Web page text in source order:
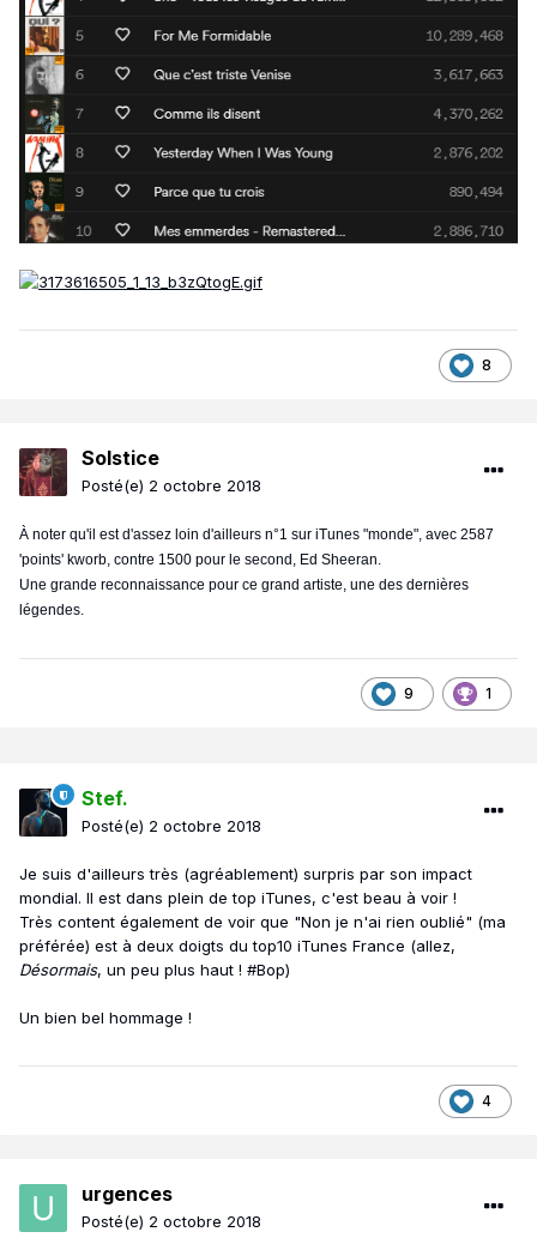
8
Solstice
Posté(e) 2 octobre 2018
À noter qu'il est d'assez loin d'ailleurs n°1 sur iTunes "monde", avec 2587
'points' kworb, contre 1500 pour le second, Ed Sheeran.
Une grande reconnaissance pour ce grand artiste, une des dernières
légendes.
9 1
Stef.
Posté(e) 2 octobre 2018
Je suis d'ailleurs très (agréablement) surpris par son impact
mondial. Il est dans plein de top iTunes, c'est beau à voir !
Très content également de voir que "Non je n'ai rien oublié" (ma
préférée) est à deux doigts du top10 iTunes France (allez,
Désormais, un peu plus haut ! #Bop)
Un bien bel hommage !
4
urgences
Posté(e) 2 octobre 2018